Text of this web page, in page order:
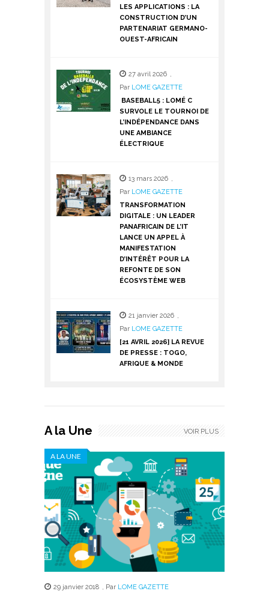
LES APPLICATIONS : LA
CONSTRUCTION D’UN
PARTENARIAT GERMANO-
OUEST-AFRICAIN
27 avril 2026 ,
Par LOME GAZETTE
BASEBALL5 : LOMÉ C
SURVOLE LE TOURNOI DE
L’INDÉPENDANCE DANS
UNE AMBIANCE
ÉLECTRIQUE
13 mars 2026 ,
Par LOME GAZETTE
TRANSFORMATION
DIGITALE : UN LEADER
PANAFRICAIN DE L’IT
LANCE UN APPEL À
MANIFESTATION
D’INTÉRÊT POUR LA
REFONTE DE SON
ÉCOSYSTÈME WEB
21 janvier 2026 ,
Par LOME GAZETTE
[21 AVRIL 2026] LA REVUE
DE PRESSE : TOGO,
AFRIQUE & MONDE
A la Une
A LA UNE
29 janvier 2018 , Par LOME GAZETTE
VOIR PLUS